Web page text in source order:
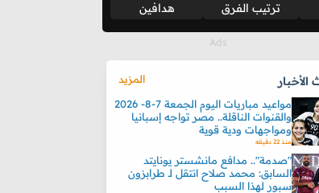
ترتيب الفرق هدافين
الأخبار
المزيد
مواعيد مباريات اليوم الجمعة 7-8- 2026
والقنوات الناقلة.. مصر تواجه إسبانيا
ومواجهات ودية قوية
منذ 22 دقيقه
"صدمة".. مدافع مانشستر يونايتد
السابق: محمد صلاح انتقل لـ طرابزون
سبور لهذا السبب